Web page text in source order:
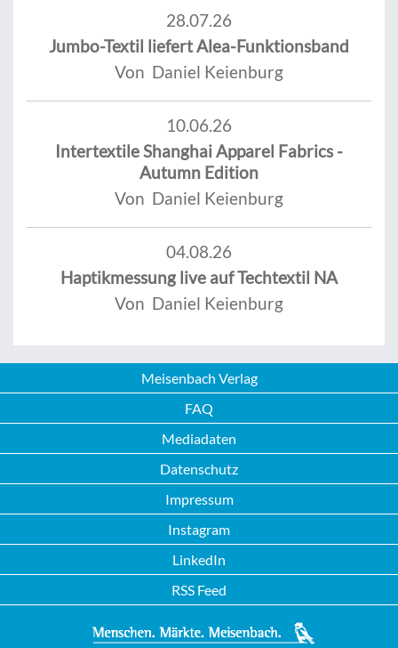
28.07.26
Jumbo-Textil liefert Alea-Funktionsband
Von Daniel Keienburg
10.06.26
Intertextile Shanghai Apparel Fabrics -
Autumn Edition
Von Daniel Keienburg
04.08.26
Haptikmessung live auf Techtextil NA
Von Daniel Keienburg
Meisenbach Verlag
FAQ
Mediadaten
Datenschutz
Impressum
Instagram
LinkedIn
RSS Feed